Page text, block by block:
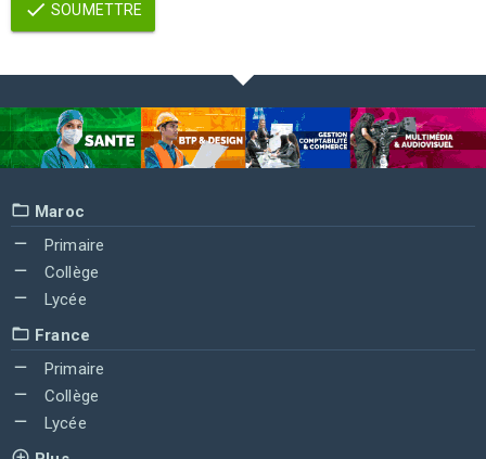
SOUMETTRE
Maroc
Primaire
Collège
Lycée
France
Primaire
Collège
Lycée